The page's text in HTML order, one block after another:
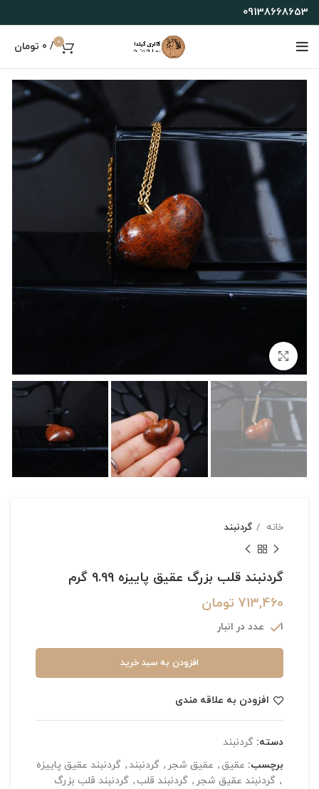
09138668653
0
/
0 تومان
خانه گردنبند
گردنبند قلب بزرگ عقیق پاییزه 9.99 گرم
713,460 تومان
1 عدد در انبار
افزودن به سبد خرید
افزودن به علاقه مندی
دسته: گردنبند
برچسب: عقیق, عقیق شجر , گردنبند, گردنبند عقیق پاییزه
, گردنبند عقیق شجر , گردنبند قلب , گردنبند قلب بزرگ